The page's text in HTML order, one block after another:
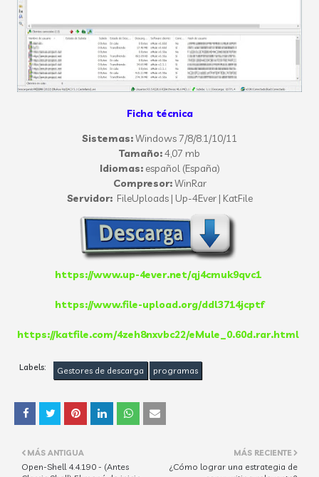
Ficha técnica
Sistemas:Windows 7/8/8.1/10/11
Tamaño:4,07 mb
Idiomas:español (España)
Compresor:WinRar
Servidor:FileUploads | Up-4Ever | KatFile
https://www.up-4ever.net/qj4cmuk9qvc1
https://www.file-upload.org/ddl3714jcptf
https://katfile.com/4zeh8nxvbc22/eMule_0.60d.rar.html
Labels: Gestores de descarga programas
MÁS RECIENTE
¿Cómo lograr una estrategia de
MÁS ANTIGUA
Open-Shell 4.4.190 - (Antes